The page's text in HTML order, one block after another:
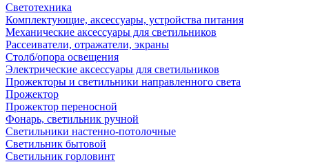
Светотехника
Комплектующие, аксессуары, устройства питания
Механические аксессуары для светильников
Рассеиватели, отражатели, экраны
Столб/опора освещения
Электрические аксессуары для светильников
Прожекторы и светильники направленного света
Прожектор
Прожектор переносной
Фонарь, светильник ручной
Светильники настенно-потолочные
Светильник бытовой
Светильник горловинт